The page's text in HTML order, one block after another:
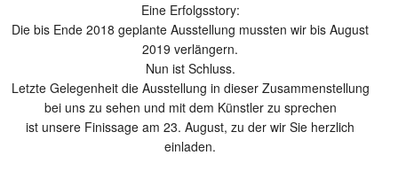
Eine Erfolgsstory:
Die bis Ende 2018 geplante Ausstellung mussten wir bis August
2019 verlängern.
Nun ist Schluss.
Letzte Gelegenheit die Ausstellung in dieser Zusammenstellung
bei uns zu sehen und mit dem Künstler zu sprechen
ist unsere Finissage am 23. August, zu der wir Sie herzlich
einladen.